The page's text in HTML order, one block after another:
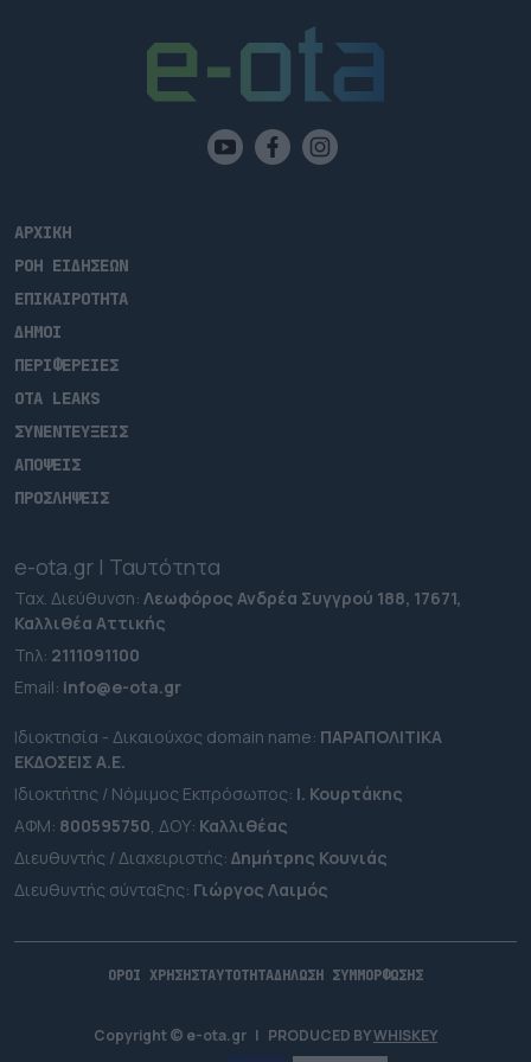
ΑΡΧΙΚΗ
ΡΟΗ ΕΙΔΗΣΕΩΝ
ΕΠΙΚΑΙΡΟΤΗΤΑ
ΔΗΜΟΙ
ΠΕΡΙΦΕΡΕΙΕΣ
OTA LEAKS
ΣΥΝΕΝΤΕΥΞΕΙΣ
ΑΠΟΨΕΙΣ
ΠΡΟΣΛΗΨΕΙΣ
e-ota.gr | Ταυτότητα
Ταχ. Διεύθυνση: Λεωφόρος Ανδρέα Συγγρού 188, 17671,
Καλλιθέα Αττικής
Τηλ: 2111091100
Εmail: info@e-ota.gr
Ιδιοκτησία - Δικαιούχος domain name: ΠΑΡΑΠΟΛΙΤΙΚΑ
ΕΚΔΟΣΕΙΣ A.E.
Ιδιοκτήτης / Νόμιμος Εκπρόσωπος: Ι. Κουρτάκης
ΑΦΜ: 800595750, ΔΟΥ: Καλλιθέας
Διευθυντής / Διαχειριστής: Δημήτρης Κουνιάς
Διευθυντής σύνταξης: Γιώργος Λαιμός
ΟΡΟΙ ΧΡΗΣΗΣΤΑΥΤΟΤΗΤΑΔΗΛΩΣΗ ΣΥΜΜΟΡΦΩΣΗΣ
Copyright © e-ota.gr | PRODUCED BYWHISKEY